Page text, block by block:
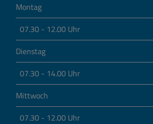
Montag
07.30 - 12.00 Uhr
Dienstag
07.30 - 14.00 Uhr
Mittwoch
07.30 - 12.00 Uhr